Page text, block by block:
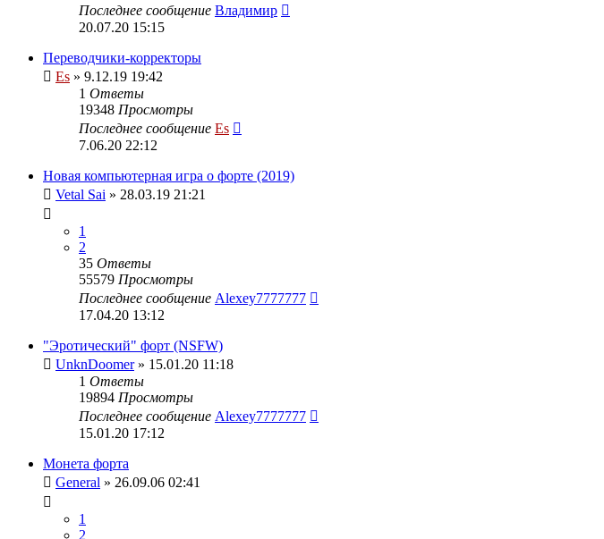
Последнее сообщение Владимир
20.07.20 15:15
Переводчики-корректоры
Es » 9.12.19 19:42
1 Ответы
19348 Просмотры
Последнее сообщение Es
7.06.20 22:12
Новая компьютерная игра о форте (2019)
Vetal Sai » 28.03.19 21:21
1
2
35 Ответы
55579 Просмотры
Последнее сообщение Alexey7777777
17.04.20 13:12
"Эротический" форт (NSFW)
UnknDoomer» 15.01.20 11:18
1 Ответы
19894 Просмотры
Последнее сообщение Alexey7777777
15.01.20 17:12
Монета форта
General » 26.09.06 02:41
1
2